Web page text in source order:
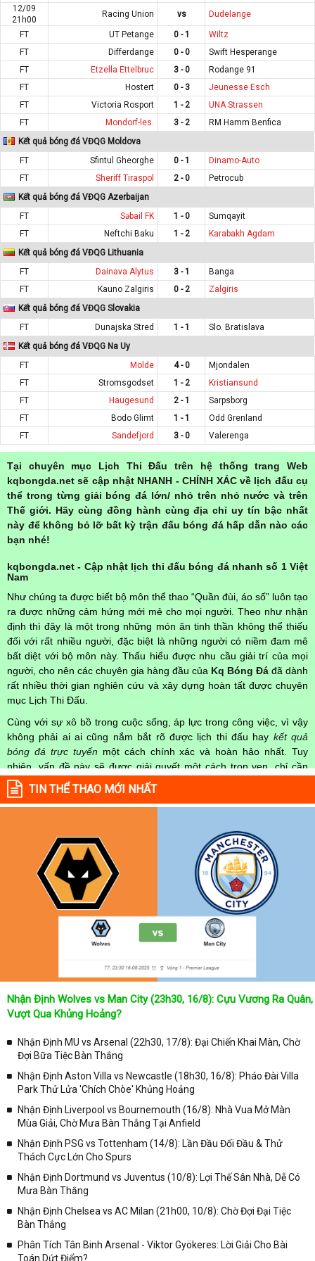
12/09
21h00
Racing Union vs Dudelange
FT UT Petange 0 - 1
Wiltz
FT
Differdange 0 - 0
Swift Hesperange
FT
Etzella Ettelbruc 3 - 0
Rodange 91
FT
Hostert 0 - 3
Jeunesse Esch
FT
Victoria Rosport 1 - 2
UNA Strassen
FT
Mondorf-les. 3 - 2
RM Hamm Benfica
Kết quả bóng đá VĐQG Moldova
FT
Sfintul Gheorghe 0 - 1
Dinamo-Auto
FT
Sheriff Tiraspol 2 - 0
Petrocub
Kết quả bóng đá VĐQG Azerbaijan
FT
Səbail FK 1 - 0
Sumqayit
FT
Neftchi Baku 1 - 2
Karabakh Agdam
Kết quả bóng đá VĐQG Lithuania
FT
Dainava Alytus 3 - 1
Banga
FT
Kauno Zalgiris 0 - 2
Zalgiris
Kết quả bóng đá VĐQG Slovakia
FT
Dunajska Stred 1 - 1
Slo. Bratislava
Kết quả bóng đá VĐQG Na Uy
FT
Molde 4 - 0
Mjondalen
FT
Stromsgodset 1 - 2
Kristiansund
FT
Haugesund 2 - 1
Sarpsborg
FT
Bodo Glimt 1 - 1
Odd Grenland
FT
Sandefjord 3 - 0 Valerenga
Tại chuyên mục Lịch Thi Đấu trên hệ thống trang Web
kqbongda.net sẽ cập nhật NHANH - CHÍNH XÁC về lịch đấu cụ
thể trong từng giải bóng đá lớn/ nhỏ trên nhỏ nước và trên
Thế giới. Hãy cùng đồng hành cùng địa chỉ uy tín bậc nhất
này để không bỏ lỡ bất kỳ trận đấu bóng đá hấp dẫn nào các
bạn nhé!
kqbongda.net - Cập nhật lịch thi đấu bóng đá nhanh số 1 Việt
Nam
Như chúng ta được biết bộ môn thể thao “Quần đùi, áo số” luôn tạo
ra được những cảm hứng mới mẻ cho mọi người. Theo như nhận
định thì đây là một trong những món ăn tinh thần không thể thiếu
đối với rất nhiều người, đặc biệt là những người có niềm đam mê
bất diệt với bộ môn này. Thấu hiểu được nhu cầu giải trí của mọi
người, cho nên các chuyên gia hàng đầu của Kq Bóng Đá đã dành
rất nhiều thời gian nghiên cứu và xây dựng hoàn tất được chuyên
mục Lịch Thi Đấu.
Cùng với sự xô bồ trong cuộc sống, áp lực trong công việc, vì vậy
không phải ai ai cũng nắm bắt rõ được lịch thi đấu hay kết quả
bóng đá trực tuyến một cách chính xác và hoàn hảo nhất. Tuy
nhiên, vấn đề này sẽ được giải quyết một cách trọn vẹn, chỉ cần
truy cập vào chuyên mục
Lịch Thi Đấu
mọi người hoàn toàn nắm rõ được chính xác về thời gian các trận
đấu bóng đá Việt Nam hay trên Thế giới diễn ra trong thời gian sắp
cả 2 đội tuyển bóng đá đang đạt được.
Không chỉ dừng lại ở đó, những người hâm mộ bóng đá có thể cập
nhật được chính xác về lịch phát sóng bóng đá được tường thuật
trực tiếp ở trên những kênh truyền hình thể thao lớn nhất hiện nay
như: VTV3, K+, SCTV, Thể thao TV,... Nếu như bạn không muốn
bỏ lỡ bất kỳ một trận đấu bóng đá nào trong từng mùa giải, hãy
thường xuyên vào chuyên mụcLịch Thi Đấutại chuyên trang
để cập nhật thông tin chính xác nhất nhé!
Lịch thi đấu được cập nhật chính xác trong toàn bộ các giải
Tại Lịch Thi Đấu của chuyên trang kqbongda.net
sẽ cập nhanh
chóng và chính xác nhất thời gian từng trận đấu bóng đá diễn ra ở
trong từng giải đấu như:
✓ Giải đấu bóng đá Ngoại hạng Anh;
✓ Giải bóng Cúp C1 Châu Âu;
✓ Giải VĐQG Tây Ban Nha;
✓ VĐQG Đức;
✓ VĐQG Pháp;
✓ Liên Đoàn Anh;
✓ U23 Châu Á;
TIN THỂ THAO MỚI NHẤT
Nhận Định Wolves vs Man City (23h30, 16/8): Cựu Vương Ra Quân,
Vượt Qua Khủng Hoảng?
Nhận Định MU vs Arsenal (22h30, 17/8): Đại Chiến Khai Màn, Chờ
Đợi Bữa Tiệc Bàn Thắng
Nhận Định Aston Villa vs Newcastle (18h30, 16/8): Pháo Đài Villa
Park Thử Lửa 'Chích Chòe' Khủng Hoảng
Nhận Định Liverpool vs Bournemouth (16/8): Nhà Vua Mở Màn
Mùa Giải, Chờ Mưa Bàn Thắng Tại Anfield
Nhận Định PSG vs Tottenham (14/8): Lần Đầu Đối Đầu & Thử
Thách Cực Lớn Cho Spurs
Nhận Định Dortmund vs Juventus (10/8): Lợi Thế Sân Nhà, Dễ Có
Mưa Bàn Thắng
Nhận Định Chelsea vs AC Milan (21h00, 10/8): Chờ Đợi Đại Tiệc
Bàn Thắng
Phân Tích Tân Binh Arsenal - Viktor Gyökeres: Lời Giải Cho Bài
Toán Dứt Điểm?